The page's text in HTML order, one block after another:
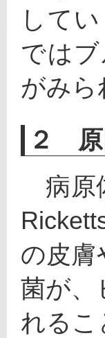
して
では
がみら
２ 原
病原
の皮膚
菌が、
れるこ